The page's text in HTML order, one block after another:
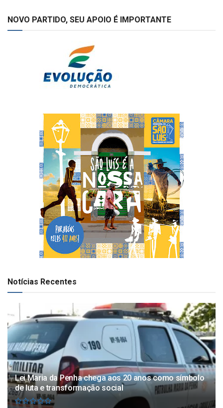
NOVO PARTIDO, SEU APOIO É IMPORTANTE
Notícias Recentes
Lei Maria da Penha chega aos 20 anos como símbolo
de luta e transformação social